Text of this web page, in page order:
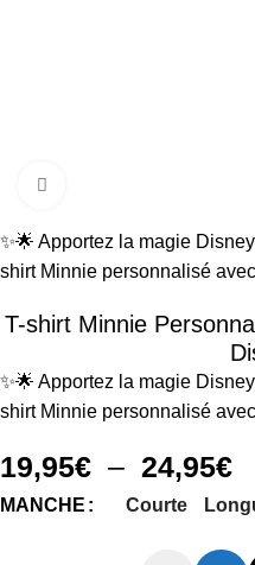
✨🌟 Apportez la magie
shirt Minnie personnalisé
T-shirt Minnie
✨🌟 Apportez la magie
shirt Minnie personnalisé
19,95€ – 24,95€
MANCHE Courte